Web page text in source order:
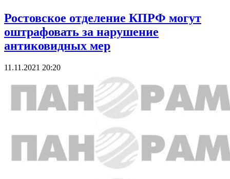
Ростовское отделение КПРФ могут
оштрафовать за нарушение
антиковидных мер
11.11.2021 20:20